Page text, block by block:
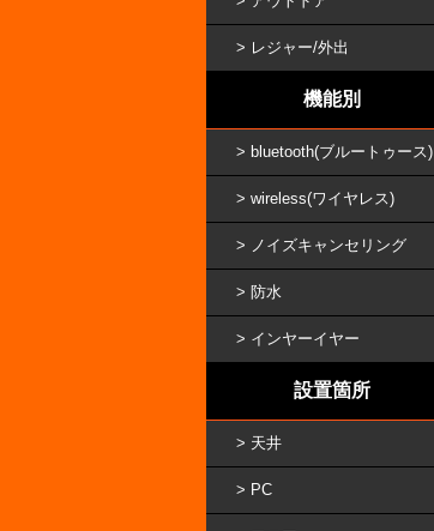
レジャー/外出
機能別
bluetooth(ブルートゥース)
wireless(ワイヤレス)
ノイズキャンセリング
防水
インヤーイヤー
設置箇所
天井
PC